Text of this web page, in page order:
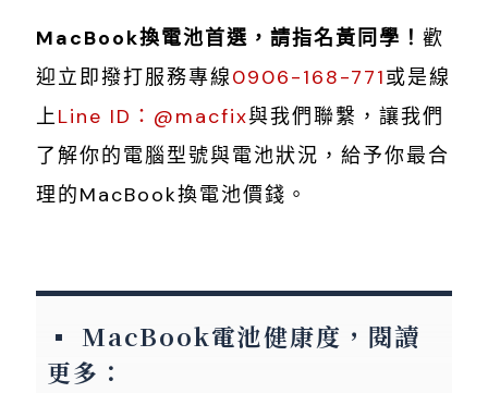
MacBook換電池首選，請指名黃同學！ 歡
迎立即撥打服務專線0906-168-771或是線
上Line ID：@macfix與我們聯繫，讓我們
了解你的電腦型號與電池狀況，給予你最合
理的MacBook換電池價錢。
MacBook電池健康度，閱讀
更多：